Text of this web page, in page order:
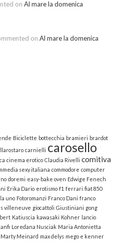
onAl mare la domenica
onAl mare la domenica
Biciclette bottecchia bramieri brardot
carnielli carosello
cinema erotico Claudia Rivelli comitiva
sexy italiana commodore computer
doremi easy-bake oven Edwige Fenech
Erika Dario erotismo f1 ferrari fiat 850
uno Fotoromanzi Franco Dani franco
villeneuve giocattoli Giustiniani gong
Katiuscia kawasaki Kohner lancio
Loredana Nusciak Maria Antonietta
Marty Meinard max delys mego e kenner